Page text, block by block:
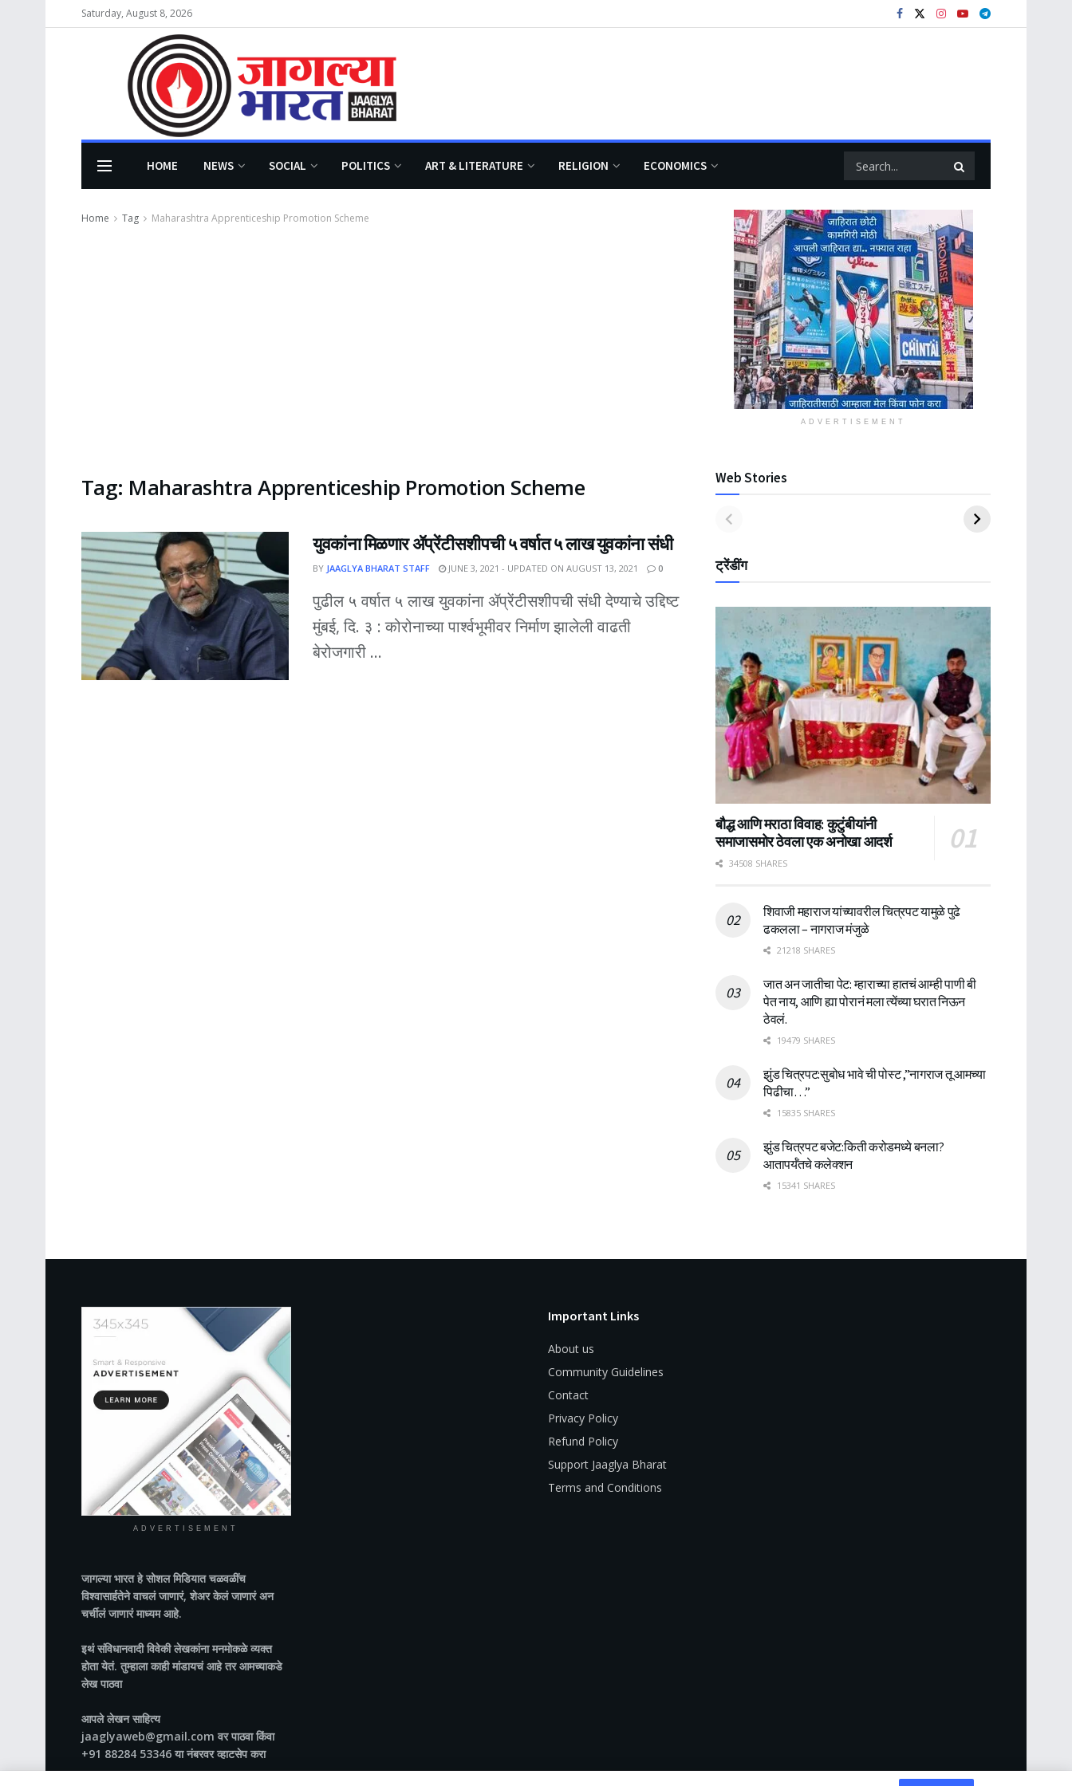
Saturday, August 8, 2026
HOME NEWS SOCIAL POLITICS ART & LITERATURE RELIGION ECONOMICS
Home Tag Maharashtra Apprenticeship Promotion Scheme
Tag: Maharashtra Apprenticeship Promotion Scheme
युवकांना मिळणार ॲप्रेंटीसशीपची ५ वर्षात ५ लाख युवकांना संधी
BY JAAGLYA BHARAT STAFF JUNE 3, 2021 - UPDATED ON AUGUST 13, 2021 0
पुढील ५ वर्षात ५ लाख युवकांना ॲप्रेंटीसशीपची संधी देण्याचे उद्दिष्ट
मुंबई, दि. ३ : कोरोनाच्या पार्श्वभूमीवर निर्माण झालेली वाढती
बेरोजगारी ...
ADVERTISEMENT
Web Stories
ट्रेंडींग
बौद्ध आणि मराठा विवाह: कुटुंबीयांनी
समाजासमोर ठेवला एक अनोखा आदर्श
34508 SHARES
शिवाजी महाराज यांच्यावरील चित्रपट यामुळे पुढे
ढकलला – नागराज मंजुळे
21218 SHARES
जात अन जातीचा पेट: म्हाराच्या हातचं आम्ही पाणी बी
पेत नाय, आणि ह्या पोरानं मला त्येंच्या घरात निऊन
ठेवलं.
19479 SHARES
झुंड चित्रपट:सुबोध भावे ची पोस्ट ,”नागराज तू आमच्या
पिढीचा…”
15835 SHARES
झुंड चित्रपट बजेट:किती करोडमध्ये बनला?
आतापर्यँतचे कलेक्शन
15341 SHARES
ADVERTISEMENT
जागल्या भारतहे सोशल मिडियात चळवळींच
विश्वासार्हतेने वाचलं जाणारं, शेअर केलं जाणारं अन
चर्चीलं जाणारं माध्यम आहे.
इथं संविधानवादी विवेकी लेखकांना मनमोकळे व्यक्त
होता येतं. तुम्हाला काही मांडायचं आहे तर आमच्याकडे
लेख पाठवा
आपले लेखन साहित्य
jaaglyaweb@gmail.com वर पाठवा किंवा
+91 88284 53346 या नंबरवर व्हाटसेप करा
Important Links
About us
Community Guidelines
Contact
Privacy Policy
Refund Policy
Support Jaaglya Bharat
Terms and Conditions